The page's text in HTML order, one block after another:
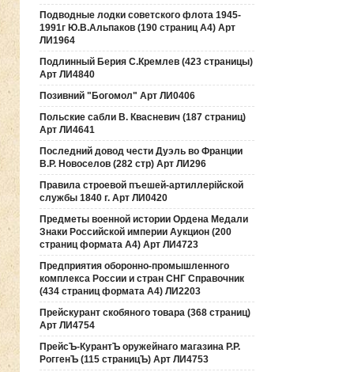
Подводные лодки советского флота 1945-
1991г Ю.В.Альпаков (190 страниц А4) Арт
ЛИ1964
Подлинный Берия С.Кремлев (423 страницы)
Арт ЛИ4840
Позивний "Богомол" Арт ЛИ0406
Польские сабли В. Квасневич (187 страниц)
Арт ЛИ4641
Последний довод чести Дуэль во Франции
В.Р. Новоселов (282 стр) Арт ЛИ296
Правила строевой пъешей-артиллерiйской
службы 1840 г. Арт ЛИ0420
Предметы военной истории Ордена Медали
Знаки Российской империи Аукцион (200
страниц формата А4) Арт ЛИ4723
Предприятия оборонно-промышленного
комплекса России и стран СНГ Справочник
(434 страниц формата А4) ЛИ2203
Прейскурант скобяного товара (368 страниц)
Арт ЛИ4754
ПрейсЪ-КурантЪ оружейнаго магазина Р.Р.
РоггенЪ (115 страницЪ) Арт ЛИ4753